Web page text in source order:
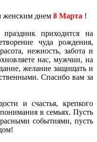
женским днем 8 Марта !
праздник приходится на
чуда рождения,
нежность, забота и
нас, мужчин, на
желание защищать и
Спасибо вам за
и счастья, крепкого
в семьях. Пусть
событиями, пусть